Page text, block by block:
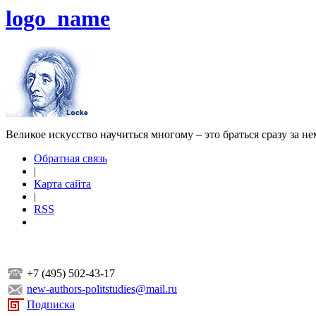
logo_name
Великое искусство научиться многому – это браться сразу за
Обратная связь
|
Карта сайта
|
RSS
+7 (495) 502-43-17
new-authors-politstudies@mail.ru
Подписка